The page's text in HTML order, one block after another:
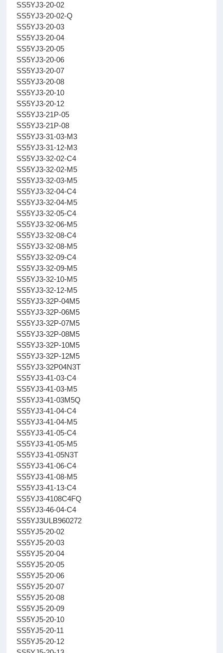
SS5YJ3-20-02
SS5YJ3-20-02-Q
SS5YJ3-20-03
SS5YJ3-20-04
SS5YJ3-20-05
SS5YJ3-20-06
SS5YJ3-20-07
SS5YJ3-20-08
SS5YJ3-20-10
SS5YJ3-20-12
SS5YJ3-21P-05
SS5YJ3-21P-08
SS5YJ3-31-03-M3
SS5YJ3-31-12-M3
SS5YJ3-32-02-C4
SS5YJ3-32-02-M5
SS5YJ3-32-03-M5
SS5YJ3-32-04-C4
SS5YJ3-32-04-M5
SS5YJ3-32-05-C4
SS5YJ3-32-06-M5
SS5YJ3-32-08-C4
SS5YJ3-32-08-M5
SS5YJ3-32-09-C4
SS5YJ3-32-09-M5
SS5YJ3-32-10-M5
SS5YJ3-32-12-M5
SS5YJ3-32P-04M5
SS5YJ3-32P-06M5
SS5YJ3-32P-07M5
SS5YJ3-32P-08M5
SS5YJ3-32P-10M5
SS5YJ3-32P-12M5
SS5YJ3-32P04N3T
SS5YJ3-41-03-C4
SS5YJ3-41-03-M5
SS5YJ3-41-03M5Q
SS5YJ3-41-04-C4
SS5YJ3-41-04-M5
SS5YJ3-41-05-C4
SS5YJ3-41-05-M5
SS5YJ3-41-05N3T
SS5YJ3-41-06-C4
SS5YJ3-41-08-M5
SS5YJ3-41-13-C4
SS5YJ3-4108C4FQ
SS5YJ3-46-04-C4
SS5YJ3ULB960272
SS5YJ5-20-02
SS5YJ5-20-03
SS5YJ5-20-04
SS5YJ5-20-05
SS5YJ5-20-06
SS5YJ5-20-07
SS5YJ5-20-08
SS5YJ5-20-09
SS5YJ5-20-10
SS5YJ5-20-11
SS5YJ5-20-12